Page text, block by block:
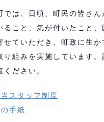
は、日頃、町民の皆さん
ること、気が付いたこと、
せていただき、町政に生か
り組みを実施しています。
ください。
スタッフ制度
手紙